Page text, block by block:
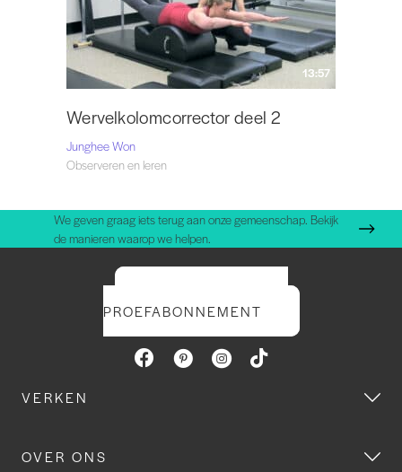
13:57
Wervelkolomcorrector deel 2
Junghee Won
Observeren en leren
We geven graag iets terug aan onze gemeenschap. Bekijk
de manieren waarop we helpen.
PROEFABONNEMENT
VERKEN
OVER ONS